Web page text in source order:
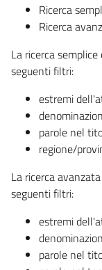
Ricerca
Ricerca
La ricerca
seguenti filtri:
estremi
parole nel
regione/
La ricerca
seguenti filtri:
estremi
parole nel